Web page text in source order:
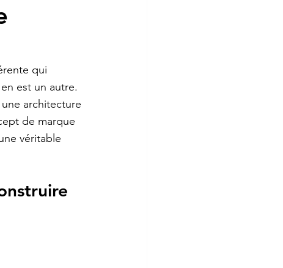
qui
est un autre.
architecture
de marque
véritable